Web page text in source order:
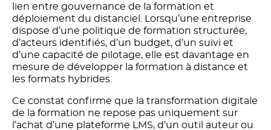
lien entre gouvernance de la formation et
déploiement du distanciel. Lorsqu’une entreprise
dispose d’une politique de formation structurée,
d’acteurs identifiés, d’un budget, d’un suivi et
d’une capacité de pilotage, elle est davantage en
mesure de développer la formation à distance et
les formats hybrides.
Ce constat confirme que la transformation digitale
de la formation ne repose pas uniquement sur
l’achat d’une plateforme LMS, d’un outil auteur ou